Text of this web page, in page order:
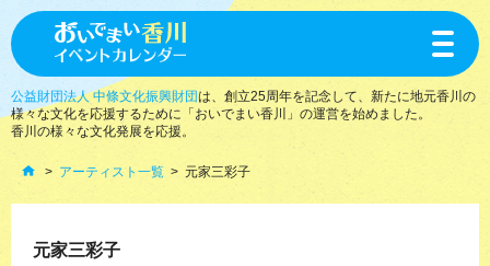
toggle
公益財団法人 中條文化振興財団は、創立25周年を記念して、新たに地元香川の
様々な文化を応援するために「おいでまい香川」の運営を始めました。
香川の様々な文化発展を応援。
アーティスト一覧 元家三彩子
元家三彩子